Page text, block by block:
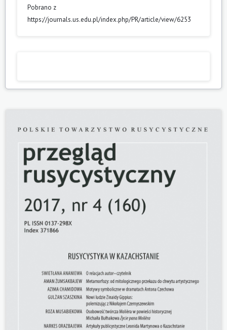
Pobrano z
https://journals.us.edu.pl/index.php/PR/article/view/6253